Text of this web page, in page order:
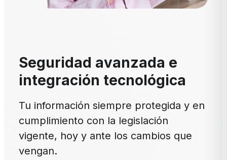
Seguridad avanzada e
integración tecnológica
Tu información siempre protegida y en
cumplimiento con la legislación
vigente, hoy y ante los cambios que
vengan.